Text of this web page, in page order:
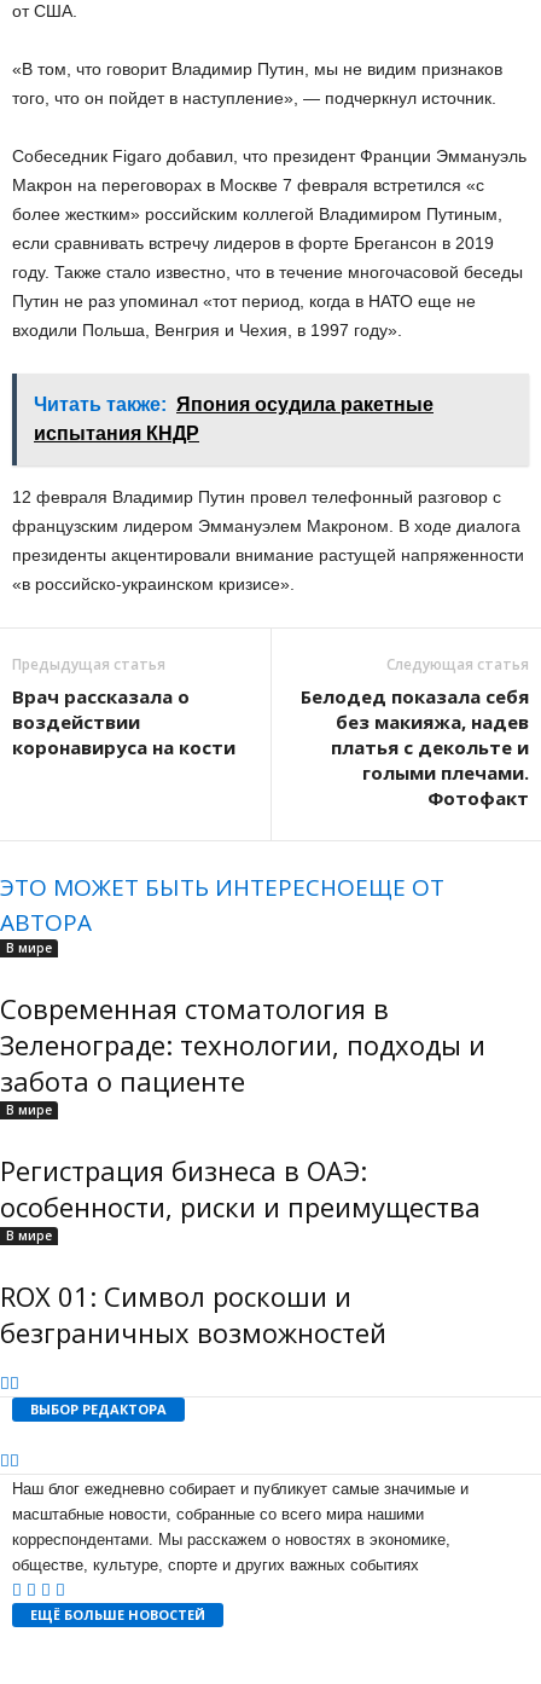
от США.
«В том, что говорит Владимир Путин, мы не видим признаков
того, что он пойдет в наступление», — подчеркнул источник.
Собеседник Figaro добавил, что президент Франции Эммануэль
Макрон на переговорах в Москве 7 февраля встретился «с
более жестким» российским коллегой Владимиром Путиным,
если сравнивать встречу лидеров в форте Брегансон в 2019
году. Также стало известно, что в течение многочасовой беседы
Путин не раз упоминал «тот период, когда в НАТО еще не
входили Польша, Венгрия и Чехия, в 1997 году».
Читать также: Япония осудила ракетные
испытания КНДР
12 февраля Владимир Путин провел телефонный разговор с
французским лидером Эммануэлем Макроном. В ходе диалога
президенты акцентировали внимание растущей напряженности
«в российско-украинском кризисе».
Предыдущая статья
Врач рассказала о
воздействии
коронавируса на кости
Следующая статья
Белодед показала себя
без макияжа, надев
платья с декольте и
голыми плечами.
Фотофакт
ЭТО МОЖЕТ БЫТЬ ИНТЕРЕСНОЕЩЕ ОТ
АВТОРА
В мире
Современная стоматология в
Зеленограде: технологии, подходы и
забота о пациенте
В мире
Регистрация бизнеса в ОАЭ:
особенности, риски и преимущества
В мире
ROX 01: Символ роскоши и
безграничных возможностей
ВЫБОР РЕДАКТОРА
Наш блог ежедневно собирает и публикует самые значимые и
масштабные новости, собранные со всего мира нашими
корреспондентами. Мы расскажем о новостях в экономике,
обществе, культуре, спорте и других важных событиях
ЕЩЁ БОЛЬШЕ НОВОСТЕЙ